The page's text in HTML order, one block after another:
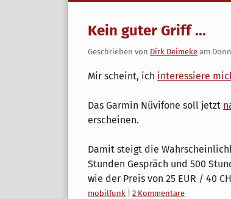
Kein guter Griff ...
Geschrieben von Dirk Deimeke am
Mir scheint, ich interessiere
Das Garmin Nüvifone soll jetzt
erscheinen.
Damit steigt die
Stunden Gespräch und 500
wie der Preis von 25 EUR / 40
Kategorien:
mobilfunk
2 Kommentare